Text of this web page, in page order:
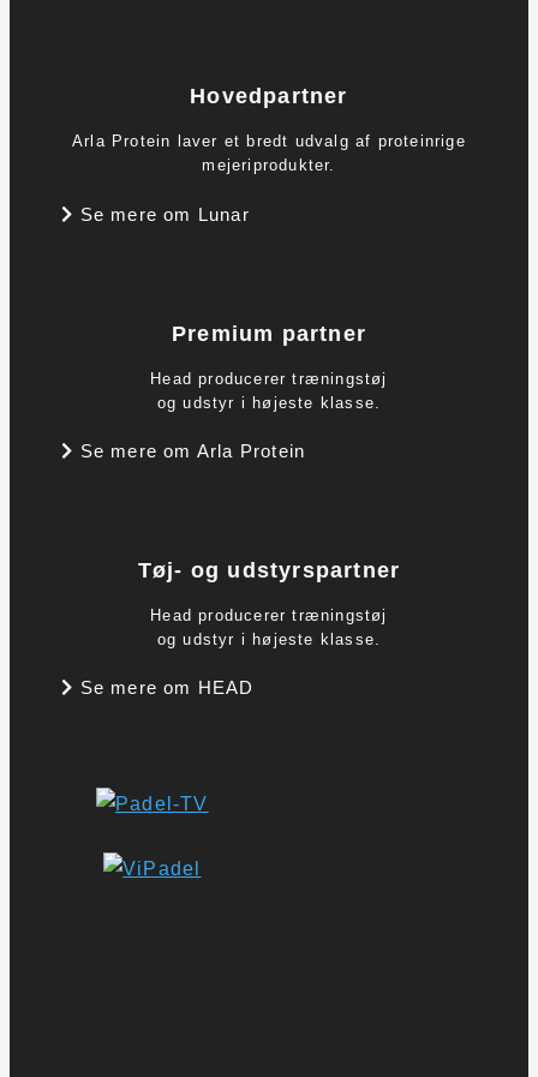
Hovedpartner
Arla Protein laver et bredt udvalg af proteinrige
mejeriprodukter.
Se mere om Lunar
Premium partner
Head producerer træningstøj
og udstyr i højeste klasse.
Se mere om Arla Protein
Tøj- og udstyrspartner
Head producerer træningstøj
og udstyr i højeste klasse.
Se mere om HEAD